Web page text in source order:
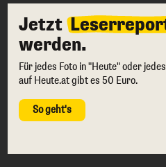
Jetzt
werden.
Für jedes Foto in "Heute" oder
auf Heute.at gibt es 50 Euro.
So geht's